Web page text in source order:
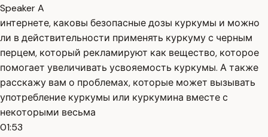
Speaker A
интернете, каковы безопасные дозы куркумы и можно
ли в действительности применять куркуму с черным
перцем, который рекламируют как вещество, которое
помогает увеличивать усвояемость куркумы. А также
расскажу вам о проблемах, которые может вызывать
употребление куркумы или куркумина вместе с
некоторыми весьма
01:53